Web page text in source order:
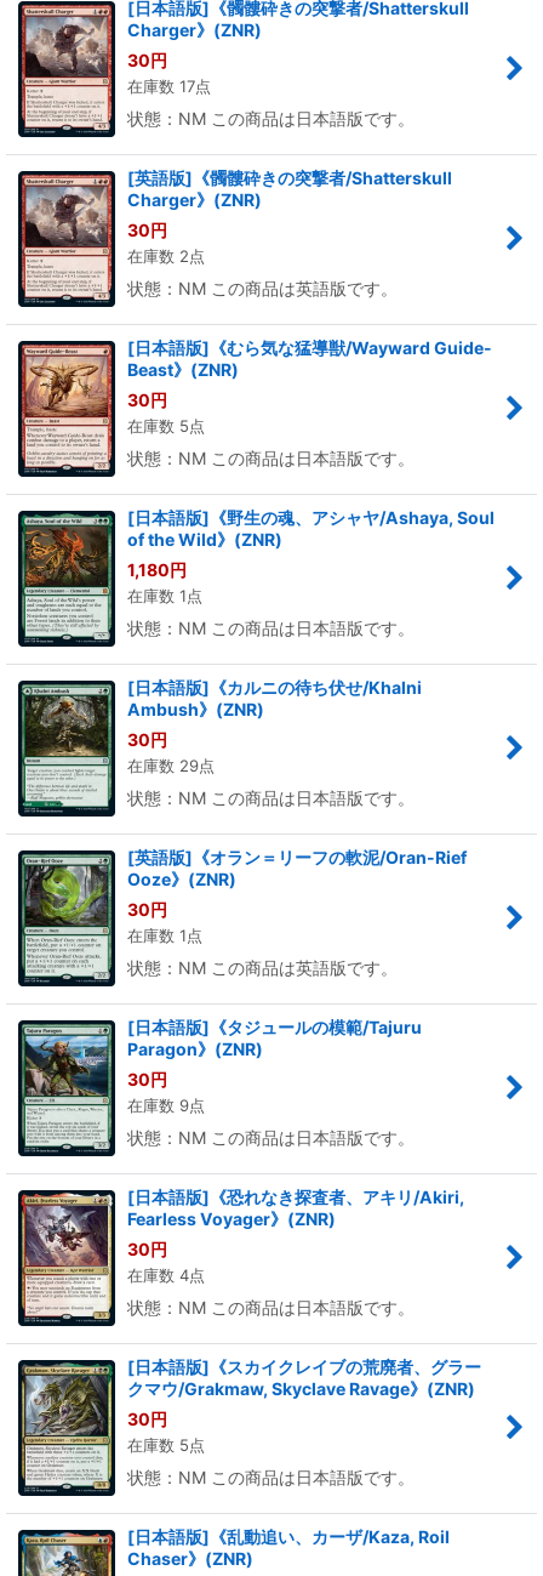
[日本語版]《髑髏砕きの突撃者/Shatterskull
Charger》(ZNR)
30円
在庫数 17点
状態：NM この商品は日本語版です。
[英語版]《髑髏砕きの突撃者/Shatterskull
Charger》(ZNR)
30円
在庫数 2点
状態：NM この商品は英語版です。
[日本語版]《むら気な猛導獣/Wayward Guide-
Beast》(ZNR)
30円
在庫数 5点
状態：NM この商品は日本語版です。
[日本語版]《野生の魂、アシャヤ/Ashaya, Soul
of the Wild》(ZNR)
1,180円
在庫数 1点
状態：NM この商品は日本語版です。
[日本語版]《カルニの待ち伏せ/Khalni
Ambush》(ZNR)
30円
在庫数 29点
状態：NM この商品は日本語版です。
[英語版]《オラン＝リーフの軟泥/Oran-Rief
Ooze》(ZNR)
30円
在庫数 1点
状態：NM この商品は英語版です。
[日本語版]《タジュールの模範/Tajuru
Paragon》(ZNR)
30円
在庫数 9点
状態：NM この商品は日本語版です。
[日本語版]《恐れなき探査者、アキリ/Akiri,
Fearless Voyager》(ZNR)
30円
在庫数 4点
状態：NM この商品は日本語版です。
[日本語版]《スカイクレイブの荒廃者、グラー
クマウ/Grakmaw, Skyclave Ravage》(ZNR)
30円
在庫数 5点
状態：NM この商品は日本語版です。
[日本語版]《乱動追い、カーザ/Kaza, Roil
Chaser》(ZNR)